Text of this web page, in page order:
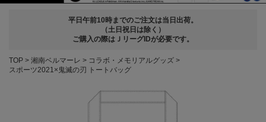
平日午前10時までのご注文は当日出荷。
（土日祝日は除く）
ご購入の際はＪリーグIDが必要です。
TOP 湘南ベルマーレ
コラボ・メモリアルグッズ
スポーツ2021×鬼滅の刃 トートバッグ